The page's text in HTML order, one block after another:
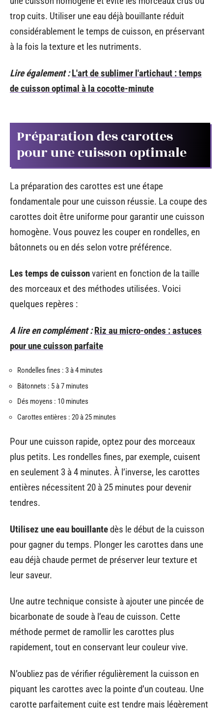
trop cuits. Utiliser une eau déjà bouillante réduit
considérablement le temps de cuisson, en préservant
à la fois la texture et les nutriments.
Lire également : L'art de sublimer l'artichaut : temps
de cuisson optimal à la cocotte-minute
Préparation des carottes
pour une cuisson optimale
La préparation des carottes est une étape
fondamentale pour une cuisson réussie. La coupe des
carottes doit être uniforme pour garantir une cuisson
homogène. Vous pouvez les couper en rondelles, en
bâtonnets ou en dés selon votre préférence.
Les temps de cuissonvarient en fonction de la taille
des morceaux et des méthodes utilisées. Voici
quelques repères :
A lire en complément : Riz au micro-ondes : astuces
pour une cuisson parfaite
Rondelles fines : 3 à 4 minutes
Bâtonnets : 5 à 7 minutes
Dés moyens : 10 minutes
Carottes entières : 20 à 25 minutes
Pour une cuisson rapide, optez pour des morceaux
plus petits. Les rondelles fines, par exemple, cuisent
en seulement 3 à 4 minutes. À l’inverse, les carottes
entières nécessitent 20 à 25 minutes pour devenir
tendres.
Utilisez une eau bouillantedès le début de la cuisson
pour gagner du temps. Plonger les carottes dans une
eau déjà chaude permet de préserver leur texture et
leur saveur.
Une autre technique consiste à ajouter une pincée de
bicarbonate de soude à l’eau de cuisson. Cette
méthode permet de ramollir les carottes plus
rapidement, tout en conservant leur couleur vive.
N’oubliez pas de vérifier régulièrement la cuisson en
piquant les carottes avec la pointe d’un couteau. Une
carotte parfaitement cuite est tendre mais légèrement